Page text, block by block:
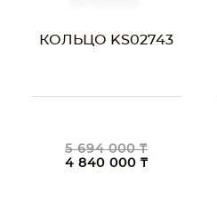
КОЛЬЦО KS02743
5 694 000 ₸
4 840 000 ₸